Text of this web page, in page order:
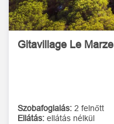
Gitavillage Le Marze
Szobafoglalás: 2 felnőtt
Ellátás: ellátás nélkül